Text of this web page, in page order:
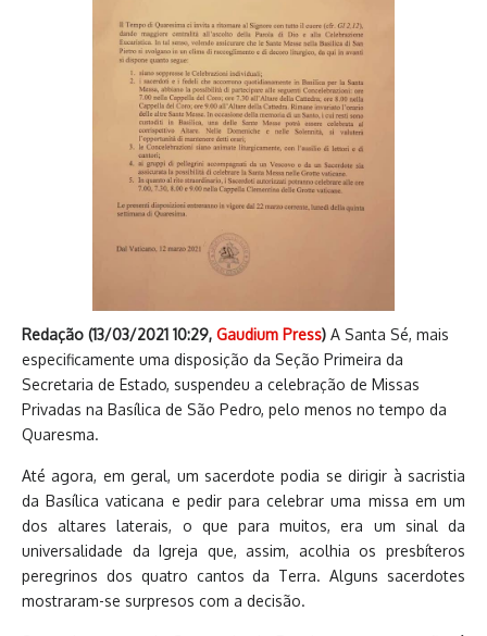
Redação (13/03/2021 10:29, Gaudium Press) A Santa Sé, mais
especificamente uma disposição da Seção Primeira da
Secretaria de Estado, suspendeu a celebração de Missas
Privadas na Basílica de São Pedro, pelo menos no tempo da
Quaresma.
Até agora, em geral, um sacerdote podia se dirigir à sacristia
da Basílica vaticana e pedir para celebrar uma missa em um
dos altares laterais, o que para muitos, era um sinal da
universalidade da Igreja que, assim, acolhia os presbíteros
peregrinos dos quatro cantos da Terra. Alguns sacerdotes
mostraram-se surpresos com a decisão.